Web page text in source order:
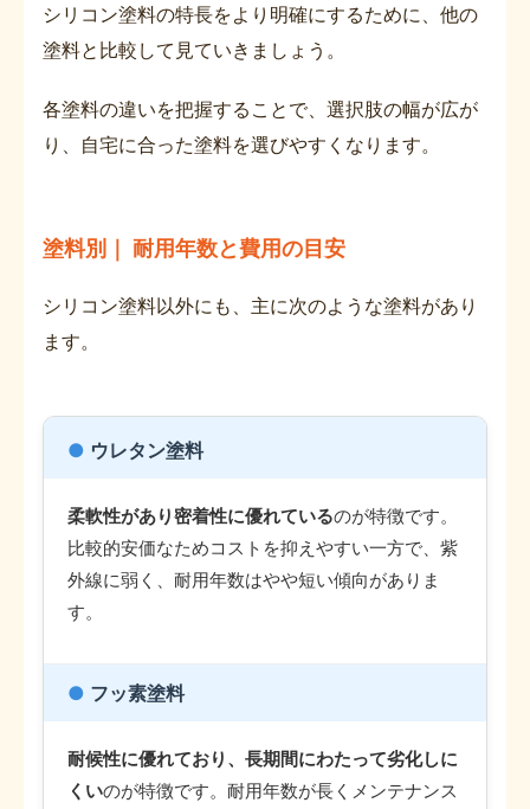
シリコン塗料の特長をより明確にするために、他の
塗料と比較して見ていきましょう。
各塗料の違いを把握することで、選択肢の幅が広が
り、自宅に合った塗料を選びやすくなります。
塗料別｜ 耐用年数と費用の目安
シリコン塗料以外にも、主に次のような塗料があり
ます。
● ウレタン塗料
柔軟性があり密着性に優れているのが特徴です。
比較的安価なためコストを抑えやすい一方で、紫
外線に弱く、耐用年数はやや短い傾向がありま
す。
● フッ素塗料
耐候性に優れており、長期間にわたって劣化しに
くいのが特徴です。耐用年数が長くメンテナンス